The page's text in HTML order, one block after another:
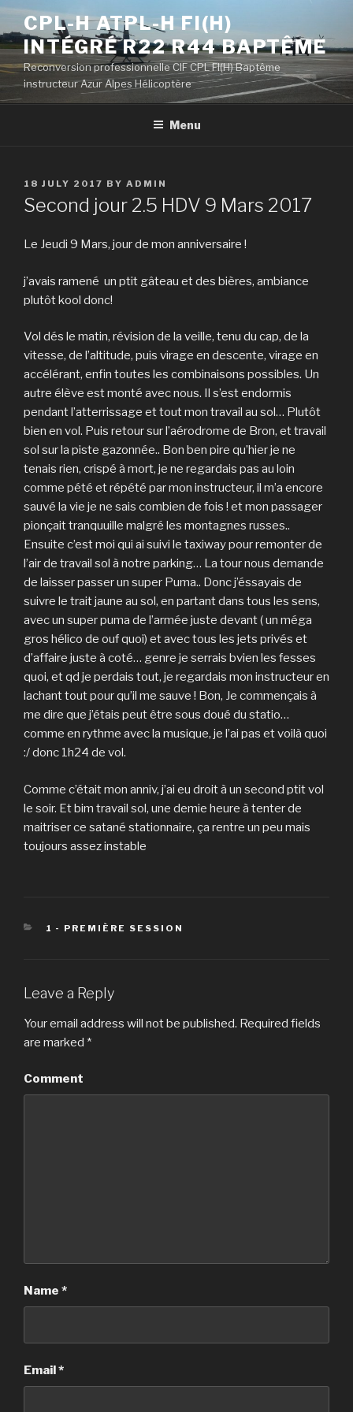
Skip
to
content
CPL-H ATPL-H FI(H)
INTÉGRÉ R22 R44 BAPTÊME
Reconversion professionnelle CIF CPL FI(H) Baptême
instructeur Azur Alpes Hélicoptère
Menu
POSTED
ON
18 JULY 2017 BY ADMIN
Second jour 2.5 HDV 9 Mars 2017
Le Jeudi 9 Mars, jour de mon anniversaire !
j’avais ramené un ptit gâteau et des bières, ambiance
plutôt kool donc!
Vol dés le matin, révision de la veille, tenu du cap, de la
vitesse, de l’altitude, puis virage en descente, virage en
accélérant, enfin toutes les combinaisons possibles. Un
autre élève est monté avec nous. Il s’est endormis
pendant l’atterrissage et tout mon travail au sol… Plutôt
bien en vol. Puis retour sur l’aérodrome de Bron, et travail
sol sur la piste gazonnée.. Bon ben pire qu’hier je ne
tenais rien, crispé à mort, je ne regardais pas au loin
comme pété et répété par mon instructeur, il m’a encore
sauvé la vie je ne sais combien de fois ! et mon passager
pionçait tranquuille malgré les montagnes russes..
Ensuite c’est moi qui ai suivi le taxiway pour remonter de
l’air de travail sol à notre parking… La tour nous demande
de laisser passer un super Puma.. Donc j’éssayais de
suivre le trait jaune au sol, en partant dans tous les sens,
avec un super puma de l’armée juste devant ( un méga
gros hélico de ouf quoi) et avec tous les jets privés et
d’affaire juste à coté… genre je serrais bvien les fesses
quoi, et qd je perdais tout, je regardais mon instructeur en
lachant tout pour qu’il me sauve ! Bon, Je commençais à
me dire que j’étais peut être sous doué du statio…
comme en rythme avec la musique, je l’ai pas et voilà quoi
:/ donc 1h24 de vol.
Comme c’était mon anniv, j’ai eu droit à un second ptit vol
le soir. Et bim travail sol, une demie heure à tenter de
maitriser ce satané stationnaire, ça rentre un peu mais
toujours assez instable
CATEGORIES
1 - PREMIÈRE SESSION
Leave a Reply
Your email address will not be published. Required fields
are marked *
Comment
Name *
Email*